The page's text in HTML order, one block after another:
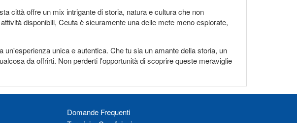
città offre un mix intrigante di storia, natura e cultura che non
disponibili, Ceuta è sicuramente una delle mete meno esplorate,
unica e autentica. Che tu sia un amante della storia, un
da offrirti. Non perderti l'opportunità di scoprire queste meraviglie
Domande Frequenti